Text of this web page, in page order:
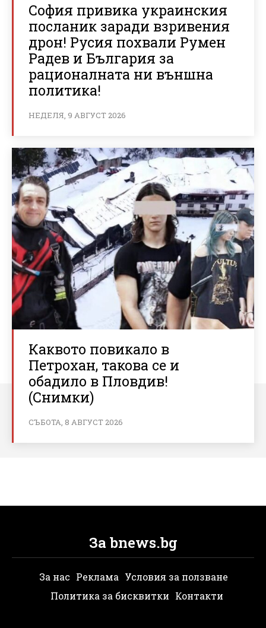
София привика украинския
посланик заради взривения
дрон! Русия похвали Румен
Радев и България за
рационалната ни външна
политика!
НЕДЕЛЯ, 9 АВГУСТ 2026
Каквото повикало в
Петрохан, такова се и
обадило в Пловдив!
(Снимки)
СЪБОТА, 8 АВГУСТ 2026
За bnews.bg
За нас Реклама Условия за ползване
Политика за бисквитки Контакти